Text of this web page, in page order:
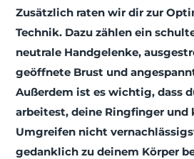
Zusätzlich raten wir dir zur
Technik. Dazu zählen ein
neutrale Handgelenke,
geöffnete Brust und
Außerdem ist es wichtig, dass
arbeitest, deine Ringfinger und
Umgreifen nicht
gedanklich zu deinem Körper